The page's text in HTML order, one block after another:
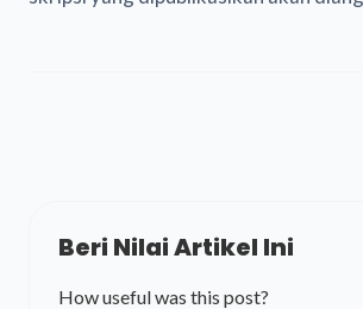
Beri Nilai Artikel Ini
How useful was this post?